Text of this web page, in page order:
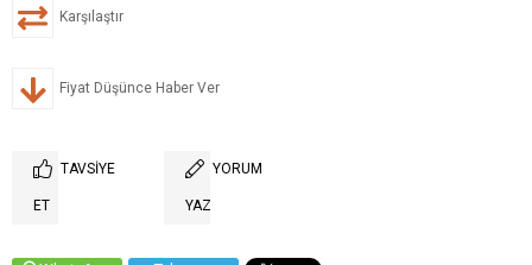
Karşılaştır
Fiyat Düşünce Haber Ver
TAVSIYE
ET
YORUM
YAZ